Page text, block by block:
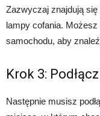
Zazwyczaj znajdują
lampy cofania.
samochodu, aby
Krok 3:
Następnie musisz